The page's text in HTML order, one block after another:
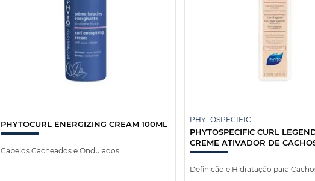
PHYTOCURL ENERGIZING CREAM 100ML
Cabelos Cacheados e Ondulados
PHYTOSPECIFIC
PHYTOSPECIFIC CURL
CREME ATIVADOR DE
Definição e Hidratação para